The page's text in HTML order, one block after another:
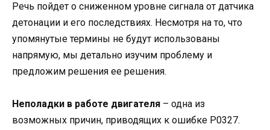
Речь пойдет о сниженном уровне сигнала от датчика
детонации и его последствиях. Несмотря на то, что
упомянутые термины не будут использованы
напрямую, мы детально изучим проблему и
предложим решения ее решения.
Неполадки в работе двигателя – одна из
возможных причин, приводящих к ошибке P0327.